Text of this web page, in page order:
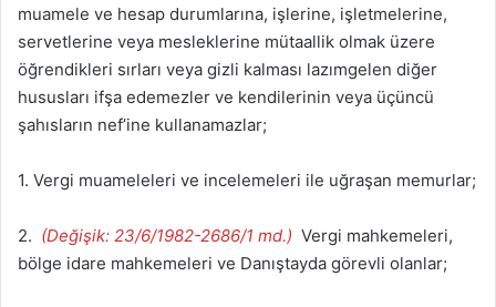
muamele ve hesap durumlarına, işlerine, işletmelerine,
servetlerine veya mesleklerine mütaallik olmak üzere
öğrendikleri sırları veya gizli kalması lazımgelen diğer
hususları ifşa edemezler ve kendilerinin veya üçüncü
şahısların nef’ine kullanamazlar;
1. Vergi muameleleri ve incelemeleri ile uğraşan memurlar;
2. (Değişik: 23/6/1982-2686/1 md.) Vergi mahkemeleri,
bölge idare mahkemeleri ve Danıştayda görevli olanlar;